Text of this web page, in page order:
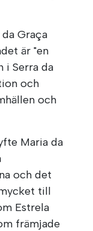
Graça
är "en
i Serra da
och
och
Maria da
och det
till
Estrela
främjade